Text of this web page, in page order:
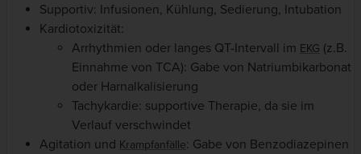
Supportiv: Infusionen, Kühlung, Sedierung, Intubation
Kardiotoxizität:
Arrhythmien oder langes QT-Intervall im EKG (z.B.
Einnahme von TCA): Gabe von Natriumbikarbonat
oder Harnalkalisierung
Tachykardie: supportive Therapie, da sie im
Verlauf verschwindet
Agitation und Krampfanfälle: Gabe von Benzodiazepinen